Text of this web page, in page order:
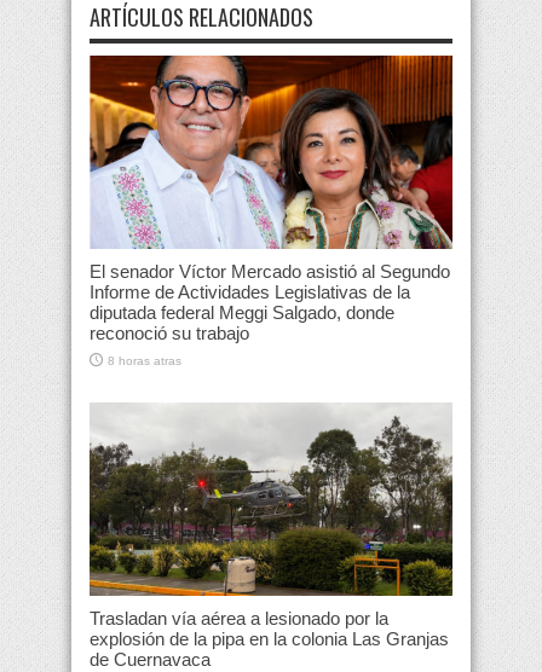
ARTÍCULOS RELACIONADOS
El senador Víctor Mercado asistió al Segundo
Informe de Actividades Legislativas de la
diputada federal Meggi Salgado, donde
reconoció su trabajo
8 horas atras
Trasladan vía aérea a lesionado por la
explosión de la pipa en la colonia Las Granjas
de Cuernavaca